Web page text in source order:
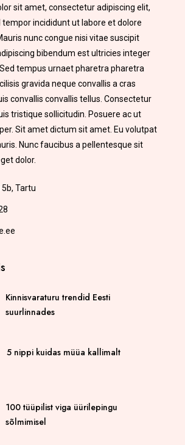
sit amet, consectetur adipiscing elit,
tempor incididunt ut labore et dolore
nunc congue nisi vitae suscipit
bibendum est ultricies integer
tempus urnaet pharetra pharetra
gravida neque convallis a cras
convallis convallis tellus. Consectetur
tristique sollicitudin. Posuere ac ut
Sit amet dictum sit amet. Eu volutpat
Nunc faucibus a pellentesque sit
dolor.
Tartu
Kinnisvaraturu trendid Eesti
suurlinnades
5 nippi kuidas müüa kallimalt
100 tüüpilist viga üürilepingu
sõlmimisel